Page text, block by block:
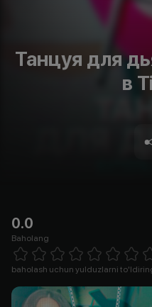
Танцуя для
в
0.0
Baholang
1 Star 2 Stars 3 Stars 4 Stars5 Stars 6 Stars7 Stars8
baholash uchun yulduzlarni